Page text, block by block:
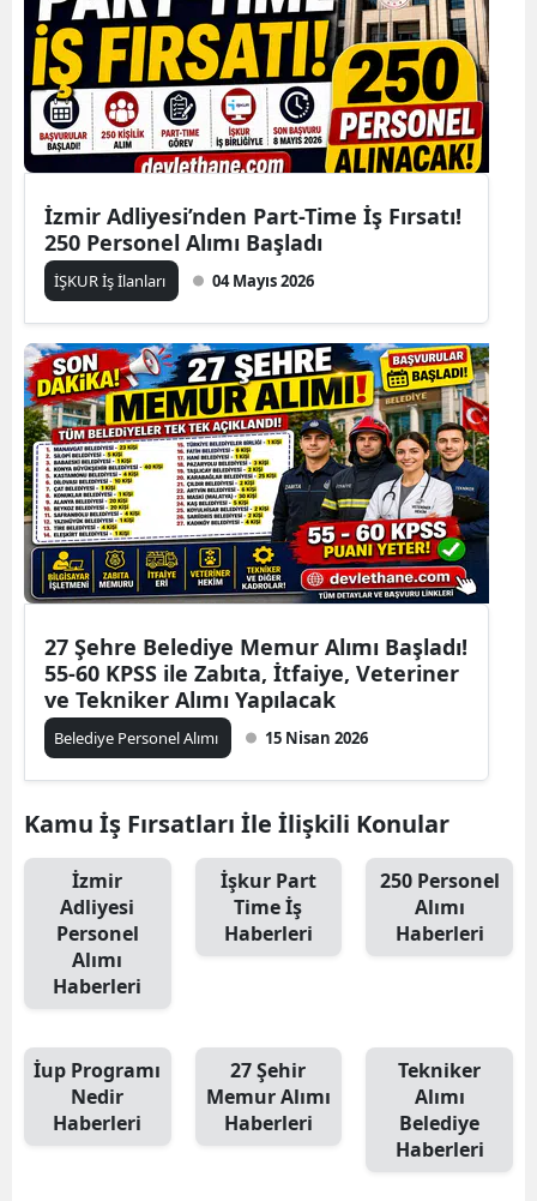
İzmir Adliyesi’nden Part-Time İş Fırsatı!
250 Personel Alımı Başladı
İŞKUR İş İlanları 04 Mayıs 2026
27 Şehre Belediye Memur Alımı Başladı!
55-60 KPSS ile Zabıta, İtfaiye, Veteriner
ve Tekniker Alımı Yapılacak
Belediye Personel Alımı 15 Nisan 2026
Kamu İş Fırsatları İle İlişkili Konular
İzmir
Adliyesi
Personel
Alımı
Haberleri
İşkur Part
Time İş
Haberleri
250 Personel
Alımı
Haberleri
İup Programı
Nedir
Haberleri
27 Şehir
Memur Alımı
Haberleri
Tekniker
Alımı
Belediye
Haberleri